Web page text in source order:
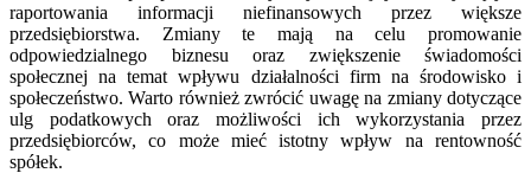
raportowania informacji niefinansowych przez większe
przedsiębiorstwa. Zmiany te mają na celu promowanie
odpowiedzialnego biznesu oraz zwiększenie świadomości
społecznej na temat wpływu działalności firm na środowisko i
społeczeństwo. Warto również zwrócić uwagę na zmiany dotyczące
ulg podatkowych oraz możliwości ich wykorzystania przez
przedsiębiorców, co może mieć istotny wpływ na rentowność
spółek.